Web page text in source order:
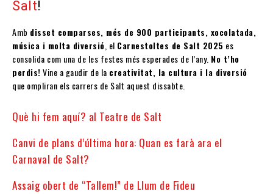
Salt!
Amb disset comparses, més de 900 participants, xocolatada,
música i molta diversió, el Carnestoltes de Salt 2025 es
consolida com una de les festes més esperades de l’any. No t’ho
perdis!Vine a gaudir de la creativitat, la cultura i la diversió
que ompliran els carrers de Salt aquest dissabte.
Què hi fem aquí? al Teatre de Salt
Canvi de plans d’última hora: Quan es farà ara el
Carnaval de Salt?
Assaig obert de “Tallem!” de Llum de Fideu